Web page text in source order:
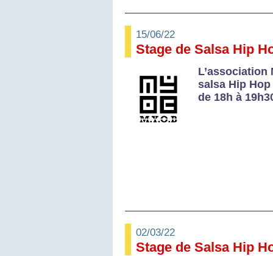
15/06/22
Stage de Salsa Hip
L’association
salsa Hip
de 18h à
02/03/22
Stage de Salsa Hip